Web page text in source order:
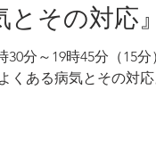
とその対応
分～19時45分（15